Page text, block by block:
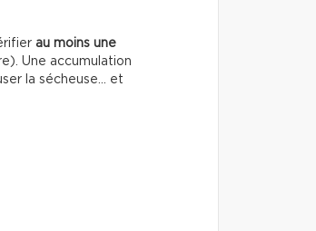
au moins une
Une accumulation
la sécheuse… et